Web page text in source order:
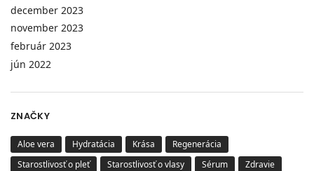
december 2023
november 2023
február 2023
jún 2022
ZNAČKY
Aloe vera Hydratácia Krása
Regenerácia
Starostlivosť o pleť
Starostlivosť o vlasy Sérum Zdravie